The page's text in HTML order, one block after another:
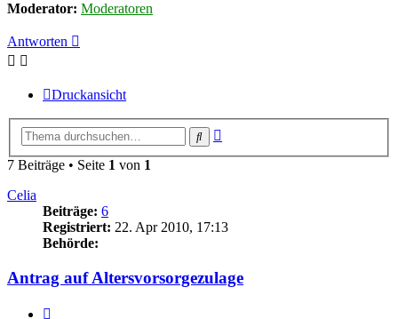
Moderator: Moderatoren
Antworten
Druckansicht
Suche
7 Beiträge • Seite 1 von 1
Celia
Beiträge: 6
Registriert: 22. Apr 2010, 17:13
Behörde:
Antrag auf Altersvorsorgezulage